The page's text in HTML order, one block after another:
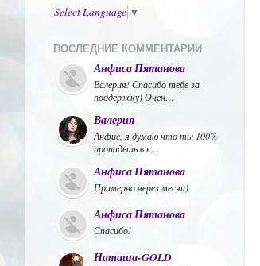
Select Language ▼
ПОСЛЕДНИЕ КОММЕНТАРИИ
Анфиса Пятанова
Валерия! Спасибо тебе за
поддержку) Очен…
Валерия
Анфис, я думаю что ты 100%
пропадешь в к…
Анфиса Пятанова
Примерно через месяц)
Анфиса Пятанова
Спасибо!
Наташа-GOLD